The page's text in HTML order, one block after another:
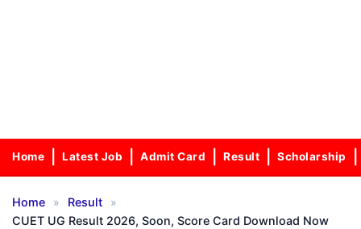
Home Latest Job Admit Card Result Scholarship
Home » Result
»
CUET UG Result 2026, Soon, Score Card Download Now